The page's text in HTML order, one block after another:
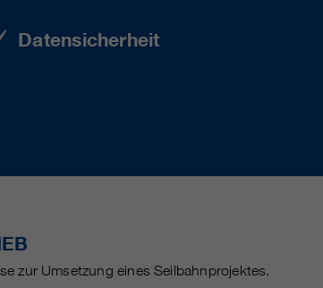
Datensicherheit
zur Umsetzung eines Seilbahnprojektes.